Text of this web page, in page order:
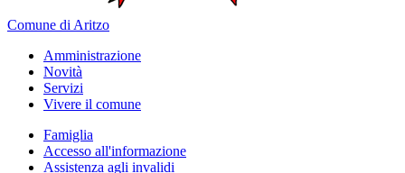
Comune di Aritzo
Amministrazione
Novità
Servizi
Vivere il comune
Famiglia
Accesso all'informazione
Assistenza agli invalidi